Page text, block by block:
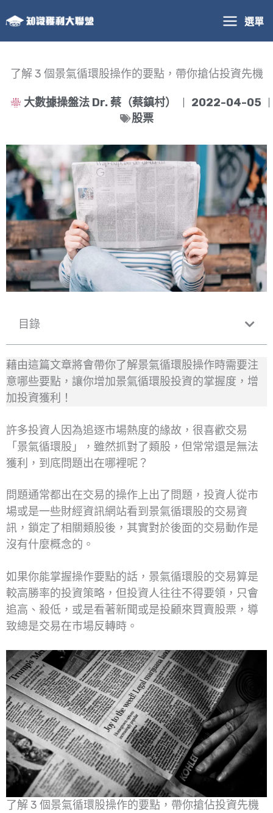
至
主
選單
了解 3 個景氣循環股操作的要點，帶你搶佔投資先機
大數據操盤法 Dr. 蔡（蔡鎮村）
2022-04-05
股票
目錄
藉由這篇文章將會帶你了解景氣循環股操作時需要注
意哪些要點，讓你增加景氣循環股投資的掌握度，增
加投資獲利！
許多投資人因為追逐市場熱度的緣故，很喜歡交易
「景氣循環股」，雖然抓對了類股，但常常還是無法
獲利，到底問題出在哪裡呢？
問題通常都出在交易的操作上出了問題，投資人從市
場或是一些財經資訊網站看到景氣循環股的交易資
訊，鎖定了相關類股後，其實對於後面的交易動作是
沒有什麼概念的。
如果你能掌握操作要點的話，景氣循環股的交易算是
較高勝率的投資策略，但投資人往往不得要領，只會
追高、殺低，或是看著新聞或是投顧來買賣股票，導
致總是交易在市場反轉時。
了解 3 個景氣循環股操作的要點，帶你搶佔投資先機